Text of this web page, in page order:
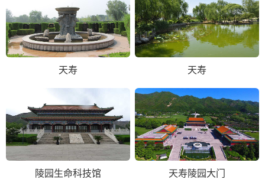
天寿 天寿
陵园生命科技馆 天寿陵园大门